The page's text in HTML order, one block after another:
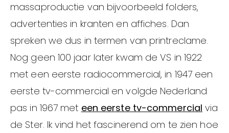
massaproductie van bijvoorbeeld folders,
advertenties in kranten en affiches. Dan
spreken we dus in termen van printreclame.
Nog geen 100 jaar later kwam de VS in 1922
met een eerste radiocommercial, in 1947 een
eerste tv-commercial en volgde Nederland
pas in 1967 met een eerste tv-commercial via
de Ster. Ik vind het fascinerend om te zien hoe